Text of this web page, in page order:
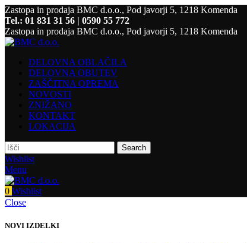
Zastopa in prodaja BMC d.o.o., Pod javorji 5, 1218 Komenda
Tel.: 01 831 31 56 | 0590 55 772
Zastopa in prodaja BMC d.o.o., Pod javorji 5, 1218 Komenda
DELOVNA OBLAČILA
DELOVNA OBUTEV
ZAŠČITNA OPREMA
NOVOSTI
ZNIŽANO
KONTAKT
LOKACIJA
Search
Wishlist
Menu
0 Wishlist
Close
NOVI IZDELKI